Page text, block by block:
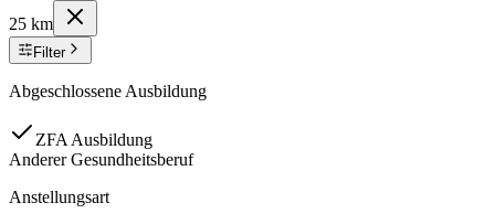
25 km
Filter
Abgeschlossene Ausbildung
ZFA Ausbildung
Anderer Gesundheitsberuf
Anstellungsart